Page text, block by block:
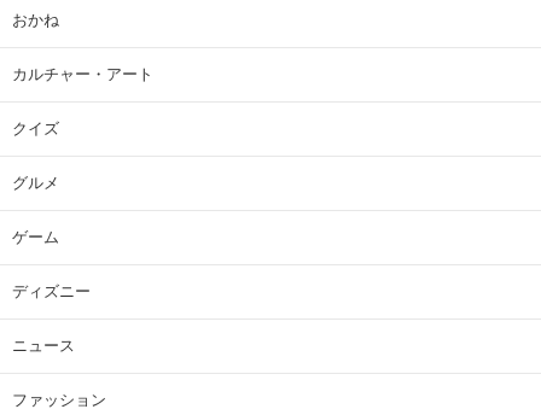
おかね
カルチャー・アート
クイズ
グルメ
ゲーム
ディズニー
ニュース
ファッション